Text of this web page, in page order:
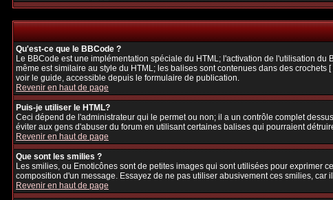
Qu'est-ce que le BBCode ?
Le BBCode est une implémentation spéciale du HTML; l'activation de l'utilisation
même est similaire au style du HTML; les balises sont contenues dans des
voir le guide, accessible depuis le formulaire de publication.
Revenir en haut de page
Puis-je utiliser le HTML?
Ceci dépend de l'administrateur qui le permet ou non; il a un contrôle complet
éviter aux gens d'abuser du forum en utilisant certaines balises qui pourraient
Revenir en haut de page
Que sont les smilies ?
Les smilies, ou Emoticônes sont de petites images qui sont utilisées pour exprimer
composition d'un message. Essayez de ne pas utiliser abusivement ces smilies,
Revenir en haut de page